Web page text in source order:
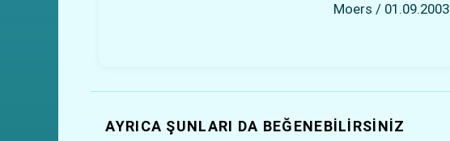
Moers / 01.09.2003
AYRICA ŞUNLARI DA BEĞENEBILIRSINIZ